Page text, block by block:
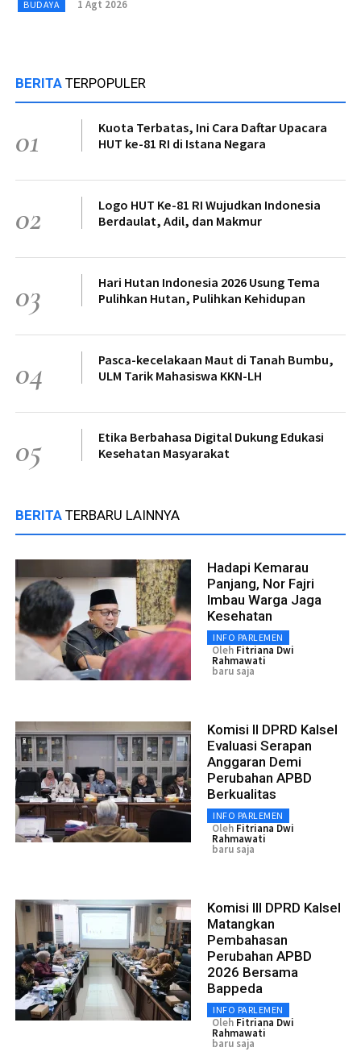
BUDAYA 1 Agt 2026
BERITA TERPOPULER
01
Kuota Terbatas, Ini Cara Daftar Upacara
HUT ke-81 RI di Istana Negara
02
Logo HUT Ke-81 RI Wujudkan Indonesia
Berdaulat, Adil, dan Makmur
03
Hari Hutan Indonesia 2026 Usung Tema
Pulihkan Hutan, Pulihkan Kehidupan
04
Pasca-kecelakaan Maut di Tanah Bumbu,
ULM Tarik Mahasiswa KKN-LH
05
Etika Berbahasa Digital Dukung Edukasi
Kesehatan Masyarakat
BERITA TERBARU LAINNYA
Hadapi Kemarau
Panjang, Nor Fajri
Imbau Warga Jaga
Kesehatan
INFO PARLEMEN
Oleh Fitriana Dwi
Rahmawati
baru saja
Komisi II DPRD Kalsel
Evaluasi Serapan
Anggaran Demi
Perubahan APBD
Berkualitas
INFO PARLEMEN
Oleh Fitriana Dwi
Rahmawati
baru saja
Komisi III DPRD Kalsel
Matangkan
Pembahasan
Perubahan APBD
2026 Bersama
Bappeda
INFO PARLEMEN
Oleh Fitriana Dwi
Rahmawati
baru saja